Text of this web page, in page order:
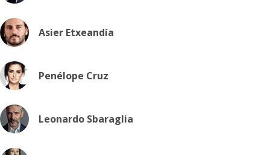
Asier Etxeandía
Penélope Cruz
Leonardo Sbaraglia